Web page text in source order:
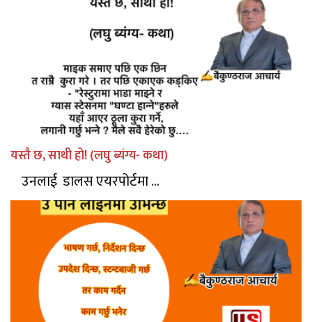
यस्तै छ, साथी हो! (लघु ब्यंग्य- कथा)
उनलाई डालस एयरपोर्टमा ...